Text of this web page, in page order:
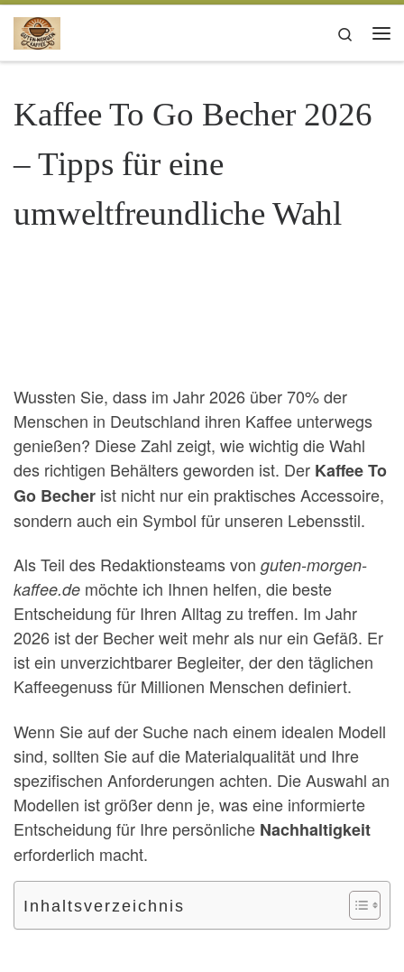
Zum Inhalt springen
Search
Kaffee To Go Becher 2026
– Tipps für eine
umweltfreundliche Wahl
Wussten Sie, dass im Jahr 2026 über 70% der
Menschen in Deutschland ihren Kaffee unterwegs
genießen? Diese Zahl zeigt, wie wichtig die Wahl
des richtigen Behälters geworden ist. Der Kaffee To
Go Becher ist nicht nur ein praktisches Accessoire,
sondern auch ein Symbol für unseren Lebensstil.
Als Teil des Redaktionsteams von guten-morgen-
kaffee.de möchte ich Ihnen helfen, die beste
Entscheidung für Ihren Alltag zu treffen. Im Jahr
2026 ist der Becher weit mehr als nur ein Gefäß. Er
ist ein unverzichtbarer Begleiter, der den täglichen
Kaffeegenuss für Millionen Menschen definiert.
Wenn Sie auf der Suche nach einem idealen Modell
sind, sollten Sie auf die Materialqualität und Ihre
spezifischen Anforderungen achten. Die Auswahl an
Modellen ist größer denn je, was eine informierte
Entscheidung für Ihre persönliche Nachhaltigkeit
erforderlich macht.
Inhaltsverzeichnis